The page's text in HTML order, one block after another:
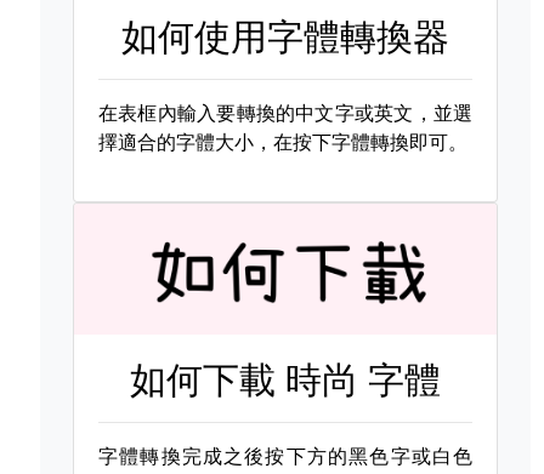
如何使用字體轉換器
在表框內輸入要轉換的中文字或英文，並選
擇適合的字體大小，在按下字體轉換即可。
如何下載 時尚 字體
字體轉換完成之後按下方的黑色字或白色